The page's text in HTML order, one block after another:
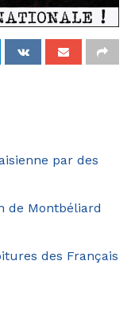
par des
de Montbéliard
des Français